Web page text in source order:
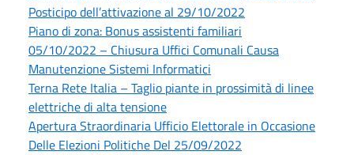
Posticipo dell’attivazione al 29/10/2022
Piano di zona: Bonus assistenti familiari
05/10/2022 – Chiusura Uffici Comunali Causa
Manutenzione Sistemi Informatici
Terna Rete Italia – Taglio piante in prossimità di linee
elettriche di alta tensione
Apertura Straordinaria Ufficio Elettorale in Occasione
Delle Elezioni Politiche Del 25/09/2022